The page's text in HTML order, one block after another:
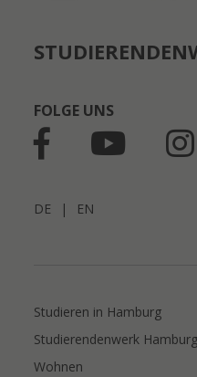
FOLGE UNS
DE | EN
Studieren in Hamburg
Studierendenwerk Hamburg
Wohnen